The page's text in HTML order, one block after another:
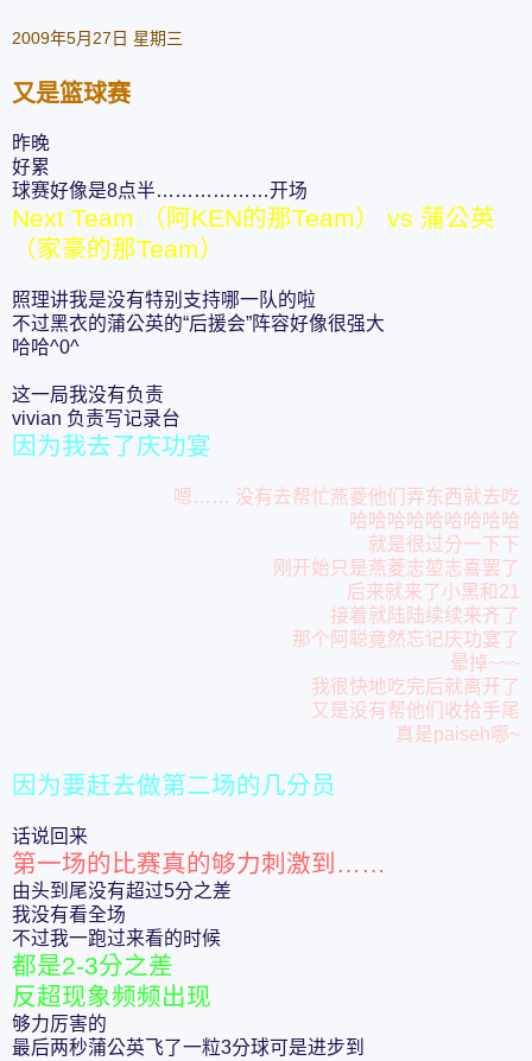
2009年5月27日 星期三
又是篮球赛
昨晚
好累
球赛好像是8点半………………开场
Next Team （阿KEN的那Team） vs 蒲公英
（家豪的那Team）
照理讲我是没有特别支持哪一队的啦
不过黑衣的蒲公英的“后援会”阵容好像很强大
哈哈^0^
这一局我没有负责
vivian 负责写记录台
因为我去了庆功宴
嗯…… 没有去帮忙燕菱他们弄东西就去吃
哈哈哈哈哈哈哈哈哈
就是很过分一下下
刚开始只是燕菱志堃志喜罢了
后来就来了小黑和21
接着就陆陆续续来齐了
那个阿聪竟然忘记庆功宴了
晕掉~~~
我很快地吃完后就离开了
又是没有帮他们收拾手尾
真是paiseh哪~
因为要赶去做第二场的几分员
话说回来
第一场的比赛真的够力刺激到……
由头到尾没有超过5分之差
我没有看全场
不过我一跑过来看的时候
都是2-3分之差
反超现象频频出现
够力厉害的
最后两秒蒲公英飞了一粒3分球可是进步到